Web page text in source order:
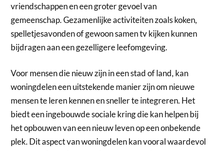
vriendschappen en een groter gevoel van
gemeenschap. Gezamenlijke activiteiten zoals koken,
spelletjesavonden of gewoon samen tv kijken kunnen
bijdragen aan een gezelligere leefomgeving.
Voor mensen die nieuw zijn in een stad of land, kan
woningdelen een uitstekende manier zijn om nieuwe
mensen te leren kennen en sneller te integreren. Het
biedt een ingebouwde sociale kring die kan helpen bij
het opbouwen van een nieuw leven op een onbekende
plek. Dit aspect van woningdelen kan vooral waardevol